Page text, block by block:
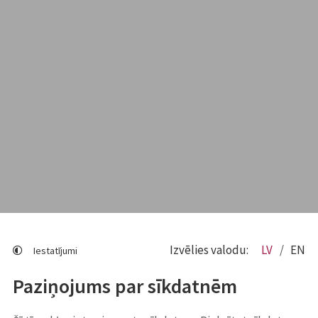
Paziņojums par sīkdatnēm
Iestatījumi Izvēlies valodu: LV EN